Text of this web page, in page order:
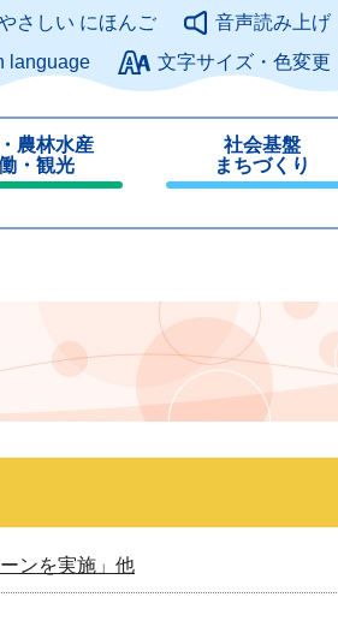
このページの本文へ
さしい にほんご
音声読み上げ
language
文字サイズ・色変更
農林水産
・観光
社会基盤
まちづくり
じ
ンを実施」他